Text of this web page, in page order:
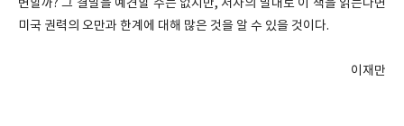
변할까? 그 결말을 예견할 수는 없지만, 저자의 말대로 이 책을 읽는다면
미국 권력의 오만과 한계에 대해 많은 것을 알 수 있을 것이다.
이재만